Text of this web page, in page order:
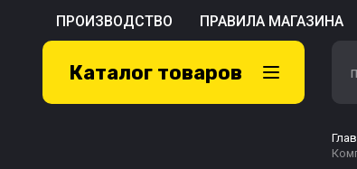
ПРОИЗВОДСТВО ПРАВИЛА МАГАЗИНА
Каталог товаров